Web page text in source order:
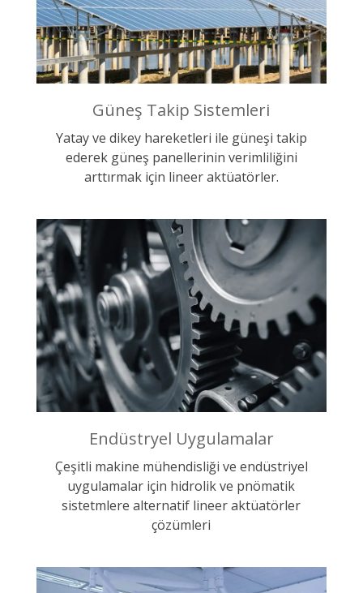
Güneş Takip Sistemleri
Yatay ve dikey hareketleri ile güneşi takip
ederek güneş panellerinin verimliliğini
arttırmak için lineer aktüatörler.
Endüstryel Uygulamalar
Çeşitli makine mühendisliği ve endüstriyel
uygulamalar için hidrolik ve pnömatik
sistetmlere alternatif lineer aktüatörler
çözümleri